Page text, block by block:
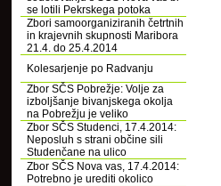
se lotili Pekrskega potoka
Zbori samoorganiziranih četrtnih
in krajevnih skupnosti Maribora
21.4. do 25.4.2014
Kolesarjenje po Radvanju
Zbor SČS Pobrežje: Volje za
izboljšanje bivanjskega okolja
na Pobrežju je veliko
Zbor SČS Studenci, 17.4.2014:
Neposluh s strani občine sili
Studenčane na ulico
Zbor SČS Nova vas, 17.4.2014:
Potrebno je urediti okolico